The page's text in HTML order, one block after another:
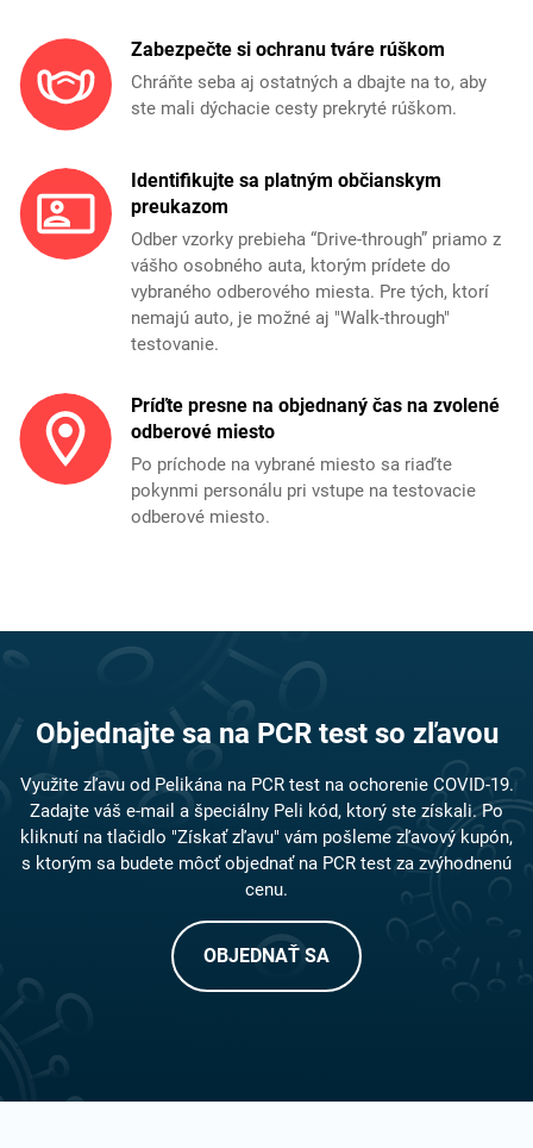
Zabezpečte si ochranu tváre rúškom
Chráňte seba aj ostatných a dbajte na to, aby
ste mali dýchacie cesty prekryté rúškom.
Identifikujte sa platným občianskym
preukazom
Odber vzorky prebieha “Drive-through” priamo z
vášho osobného auta, ktorým prídete do
vybraného odberového miesta. Pre tých, ktorí
nemajú auto, je možné aj "Walk-through"
testovanie.
Príďte presne na objednaný čas na zvolené
odberové miesto
Po príchode na vybrané miesto sa riaďte
pokynmi personálu pri vstupe na testovacie
odberové miesto.
Objednajte sa na PCR test so zľavou
Využite zľavu od Pelikána na PCR test na ochorenie COVID-19.
Zadajte váš e-mail a špeciálny Peli kód, ktorý ste získali. Po
kliknutí na tlačidlo "Získať zľavu" vám pošleme zľavový kupón,
s ktorým sa budete môcť objednať na PCR test za zvýhodnenú
cenu.
OBJEDNAŤ SA